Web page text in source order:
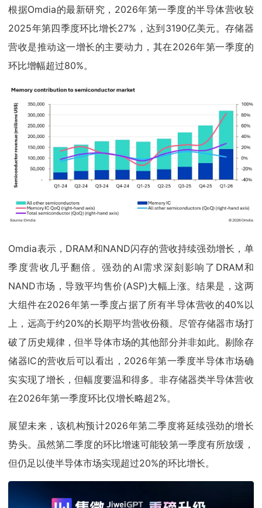
根据Omdia的最新研究，2026年第一季度的半导体营收较
2025年第四季度环比增长27%，达到3190亿美元。存储器
营收是推动这一增长的主要动力，其在2026年第一季度的
环比增幅超过80%。
Omdia表示，DRAM和NAND闪存的营收持续强劲增长，单
季度营收几乎翻倍。强劲的AI需求深刻影响了DRAM和
NAND市场，导致平均售价(ASP)大幅上涨。结果是，这两
大组件在2026年第一季度占据了所有半导体营收的40%以
上，远高于约20%的长期平均营收份额。尽管存储器市场打
破了历史规律，但半导体市场的其他部分并非如此。剔除存
储器IC的营收后可以看出，2026年第一季度半导体市场确
实实现了增长，但幅度要温和得多。非存储器类半导体营收
在2026年第一季度环比仅增长略超2%。
展望未来，该机构预计2026年第二季度将延续强劲的增长
势头。虽然第二季度的环比增速可能较第一季度有所放缓，
但仍足以使半导体市场实现超过20%的环比增长。